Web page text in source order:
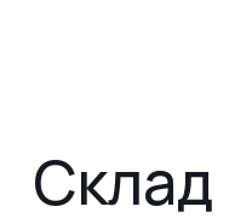
Склад